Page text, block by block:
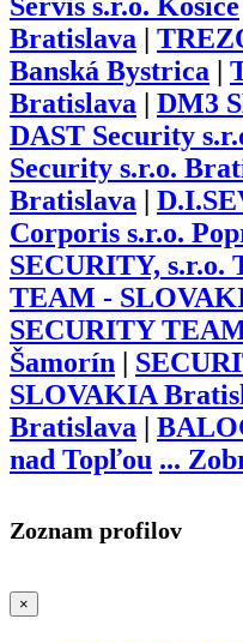
Servis s.r.o. Košice
Bratislava
Banská Bystrica
Bratislava
DM3
DAST Security
Security s.r.o.
Bratislava
Corporis s.r.o.
SECURITY, s.r.o.
TEAM -
SECURITY
Šamorín
SLOVAKIA
Bratislava
nad Topľou ...
Zoznam profilov
×